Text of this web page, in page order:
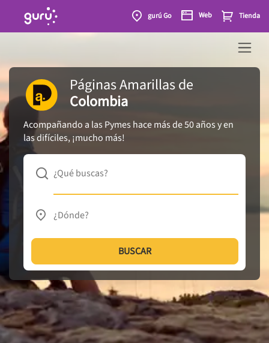
gurú Go Web Tienda
Páginas Amarillasde
Colombia
Acompañando a las Pymes hace más de 50 años y en
las difíciles, ¡mucho más!
¿Qué buscas?
¿Dónde?
BUSCAR